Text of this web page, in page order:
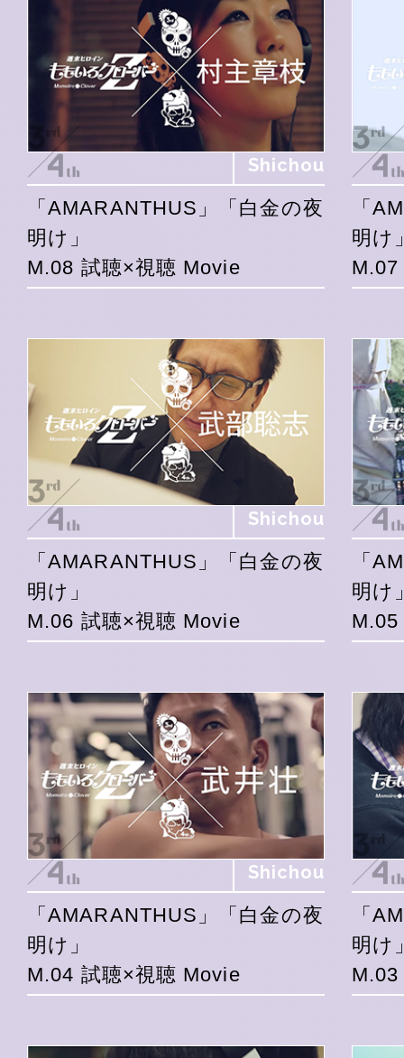
Shichou
「AMARANTHUS」「白金の夜
明け」
M.08 試聴×視聴 Movie
「
明け
Shichou
「AMARANTHUS」「白金の夜
明け」
M.06 試聴×視聴 Movie
「
明け
Shichou
「AMARANTHUS」「白金の夜
明け」
M.04 試聴×視聴 Movie
「
明け